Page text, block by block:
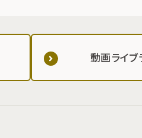
動画ライブ